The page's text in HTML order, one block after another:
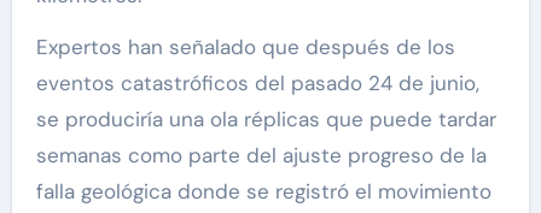
Expertos han señalado que después de los
eventos catastróficos del pasado 24 de junio,
se produciría una ola réplicas que puede tardar
semanas como parte del ajuste progreso de la
falla geológica donde se registró el movimiento